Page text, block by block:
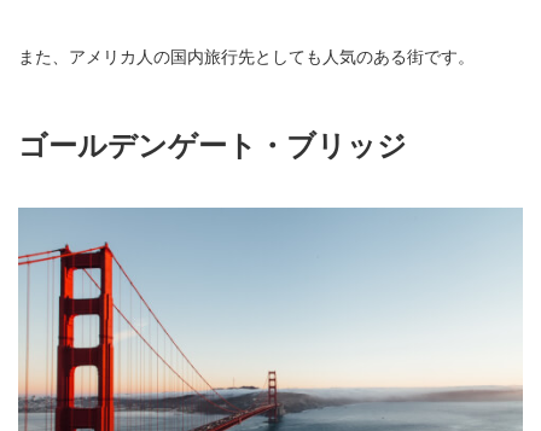
また、アメリカ人の国内旅行先としても人気のある街です。
ゴールデンゲート・ブリッジ